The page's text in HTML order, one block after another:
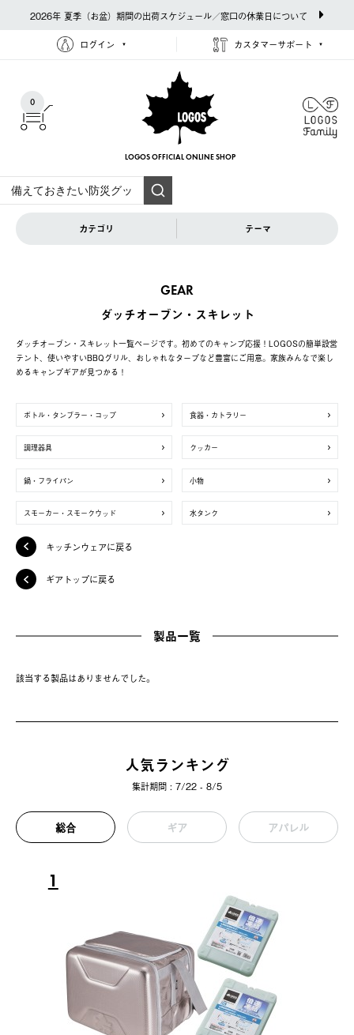
2026年 夏季（お盆）期間の出荷スケジュール／窓口の休業日について
ログイン カスタマーサポート
0
LOGOS OFFICIAL ONLINE SHOP
カテゴリ テーマ
GEAR
ダッチオーブン・スキレット
ダッチオーブン・スキレット一覧ページです。初めてのキャンプ応援！LOGOSの簡単設営
テント、使いやすいBBQグリル、おしゃれなタープなど豊富にご用意。家族みんなで楽し
めるキャンプギアが見つかる！
ボトル・タンブラー・コップ 食器・カトラリー
調理器具 クッカー
鍋・フライパン 小物
スモーカー・スモークウッド 水タンク
キッチンウェアに戻る
ギアトップに戻る
製品一覧
該当する製品はありませんでした。
人気ランキング
集計期間 : 7/22 - 8/5
総合 ギア アパレル
1